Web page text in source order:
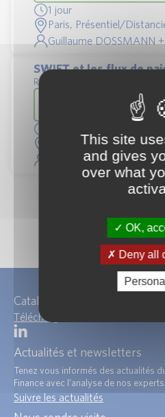
1 jour
Paris, Présentiel/
Guillaume DOSSMANN +
SWIFT et les flux de
Réf : 395 | Dates : 19/10/2026 + 1
Banque > Traitement des
Paris, Présentiel/
Guillaume DOSSMANN +
Catalogue de formations
Télécharger
Actualités et newsletters
Tenez vous informés des actualités
Finance avec l’analyse de nos experts.
Suivre les actualités
This site
and gives
over what
OK,
Deny all